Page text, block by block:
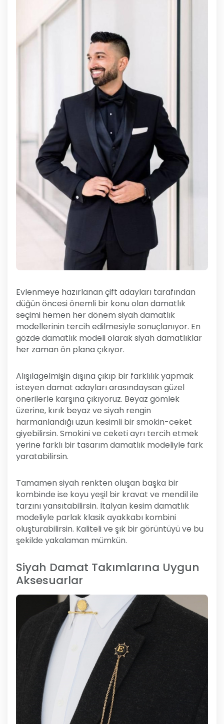
Evlenmeye hazırlanan çift adayları tarafından
düğün öncesi önemli bir konu olan damatlık
seçimi hemen her dönem siyah damatlık
modellerinin tercih edilmesiyle sonuçlanıyor. En
gözde damatlık modeli olarak siyah damatlıklar
her zaman ön plana çıkıyor.
Alışılagelmişin dışına çıkıp bir farklılık yapmak
isteyen damat adayları arasındaysan güzel
önerilerle karşına çıkıyoruz. Beyaz gömlek
üzerine, kırık beyaz ve siyah rengin
harmanlandığı uzun kesimli bir smokin-ceket
giyebilirsin. Smokini ve ceketi ayrı tercih etmek
yerine farklı bir tasarım damatlık modeliyle fark
yaratabilirsin.
Tamamen siyah renkten oluşan başka bir
kombinde ise koyu yeşil bir kravat ve mendil ile
tarzını yansıtabilirsin. İtalyan kesim damatlık
modeliyle parlak klasik ayakkabı kombini
oluşturabilirsin. Kaliteli ve şık bir görüntüyü ve bu
şekilde yakalaman mümkün.
Siyah Damat Takımlarına Uygun
Aksesuarlar